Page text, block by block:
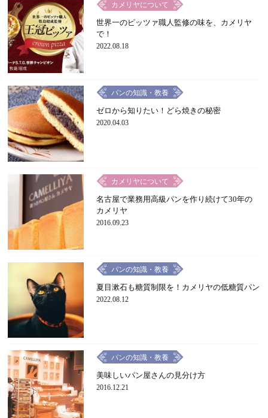
カメリヤについて
世界一のピッツァ職人監修の味を、カメリヤ
で！
2022.08.18
パンの知識・教養
ゼロから知りたい！どら焼きの秘密
2020.04.03
カメリヤについて
名古屋で業務用高級パンを作り続けて30年の
カメリヤ
2016.09.23
パンの知識・教養
夏目漱石も糖質制限を！カメリヤの低糖質パン
2022.08.12
パンの知識・教養
美味しいパン屋さんの見分け方
2016.12.21